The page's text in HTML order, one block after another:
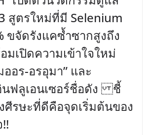
สูตรใหม่ที่มี Selenium
ขจัดรังแคซ้ำซากสูงถึง
มเปิดความเข้าใจใหม่
อร-อรอุมา” และ
อินฟลูเอนเซอร์ชื่อดัง ชี้
รษะที่ดีคือจุดเริ่มต้นของ